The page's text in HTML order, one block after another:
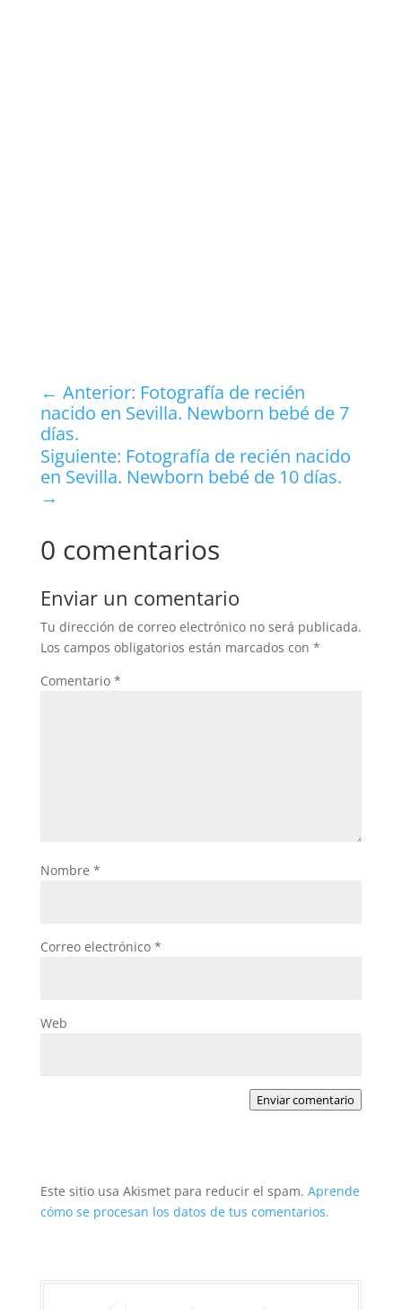
← Anterior: Fotografía de recién
nacido en Sevilla. Newborn bebé de 7
días.
Siguiente: Fotografía de recién nacido
en Sevilla. Newborn bebé de 10 días.
→
0 comentarios
Enviar un comentario
Tu dirección de correo electrónico no será publicada.
Los campos obligatorios están marcados con *
Comentario *
Nombre *
Correo electrónico *
Web
Enviar comentario
Este sitio usa Akismet para reducir el spam. Aprende
cómo se procesan los datos de tus comentarios.